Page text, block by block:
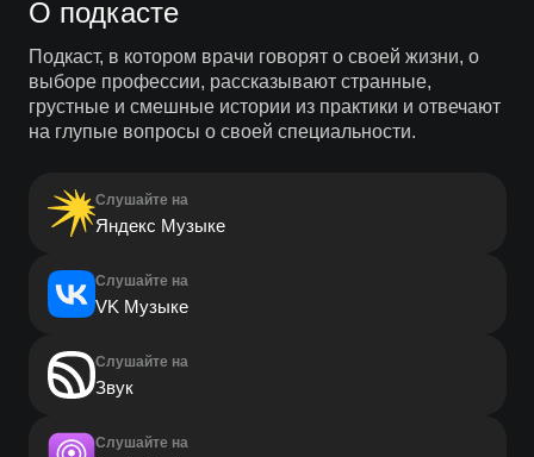
О подкасте
Подкаст, в котором врачи говорят о своей жизни, о
выборе профессии, рассказывают странные,
грустные и смешные истории из практики и отвечают
на глупые вопросы о своей специальности.
Слушайте на
Яндекс Музыке
Слушайте на
VK Музыке
Слушайте на
Звук
Слушайте на